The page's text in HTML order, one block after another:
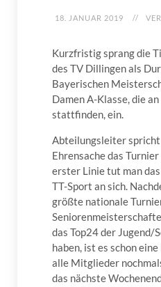
18. JANUAR 2019
Kurzfristig sprang die
des TV Dillingen als
Bayerischen
Damen A-Klasse, die
stattfinden, ein.
Abteilungsleiter
Ehrensache das
erster Linie tut man
TT-Sport an sich.
größte nationale
das Top24 der Jugend/
haben, ist es schon
alle Mitglieder
das nächste